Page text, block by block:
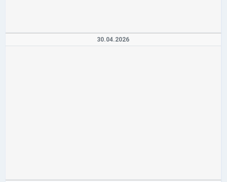
30.04.2026